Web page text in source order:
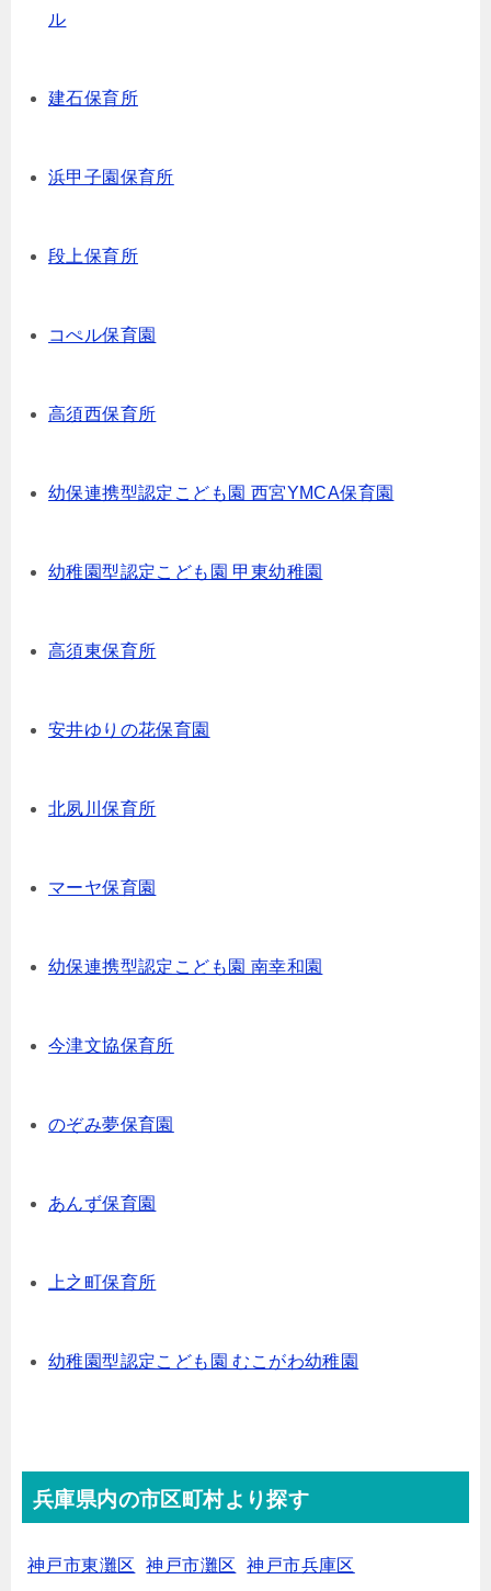
ル
建石保育所
浜甲子園保育所
段上保育所
コぺル保育園
高須⻄保育所
幼保連携型認定こども園 ⻄宮YMCA保育園
幼稚園型認定こども園 甲東幼稚園
高須東保育所
安井ゆりの花保育園
北夙川保育所
マーヤ保育園
幼保連携型認定こども園 南幸和園
今津文協保育所
のぞみ夢保育園
あんず保育園
上之町保育所
幼稚園型認定こども園 むこがわ幼稚園
兵庫県内の市区町村より探す
神戸市東灘区 神戸市灘区
神戸市兵庫区